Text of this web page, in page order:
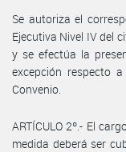
Se autoriza el
Ejecutiva Nivel IV del
y se efectúa la
excepción respecto
Convenio.
ARTÍCULO 2º.- El
medida deberá ser